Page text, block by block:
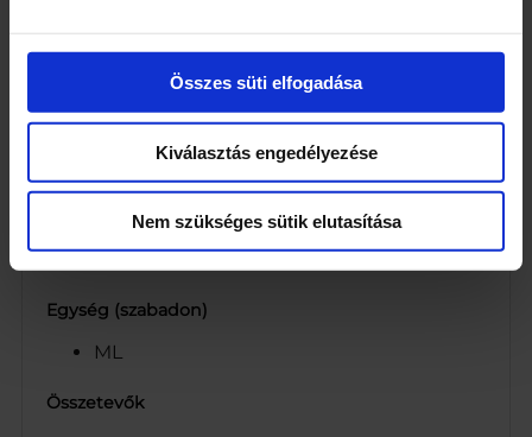
Összes süti elfogadása
Kiválasztás engedélyezése
Nem szükséges sütik elutasítása
Segít visszaadni a fogaid természetes
fehérségét
Azonnali frissesség
Hosszan tartó frissességet áraszt
75
Egység (szabadon)
ML
Összetevők